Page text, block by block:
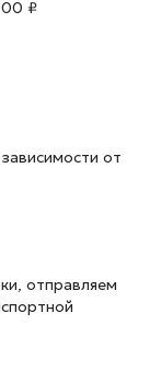
₽
зависимости от
отправляем